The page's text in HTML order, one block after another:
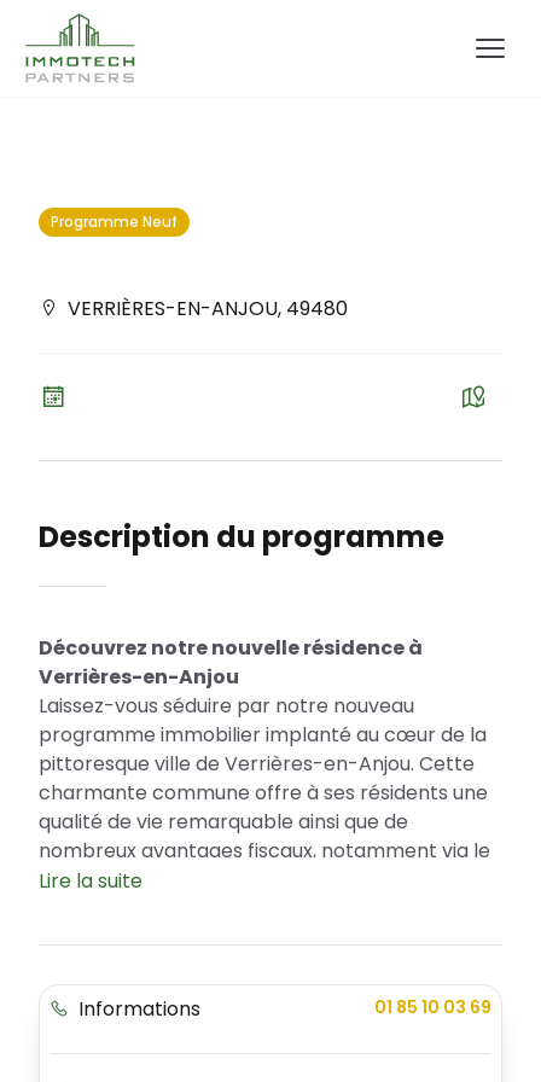
Programme Neuf
VERRIÈRES-EN-ANJOU, 49480
Description du programme
Découvrez notre nouvelle résidence à
Verrières-en-Anjou
Laissez-vous séduire par notre nouveau
programme immobilier implanté au cœur de la
pittoresque ville de Verrières-en-Anjou. Cette
charmante commune offre à ses résidents une
qualité de vie remarquable ainsi que de
nombreux avantages fiscaux, notamment via le
Prêt à Taux Zéro (PTZ). Notre résidence,
propose divers types d'appartements pour
Verrières-en-Anjou, une ville où il fait bon
Lire la suite
Informations 01 85 10 03 69